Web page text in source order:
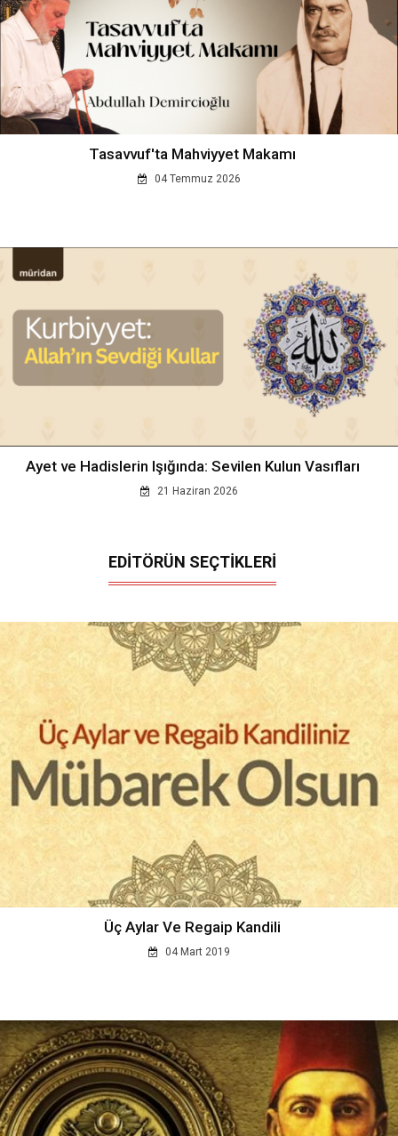
Tasavvuf'ta Mahviyyet Makamı
04 Temmuz 2026
Ayet ve Hadislerin Işığında: Sevilen Kulun Vasıfları
21 Haziran 2026
EDİTÖRÜN SEÇTİKLERİ
Üç Aylar Ve Regaip Kandili
04 Mart 2019